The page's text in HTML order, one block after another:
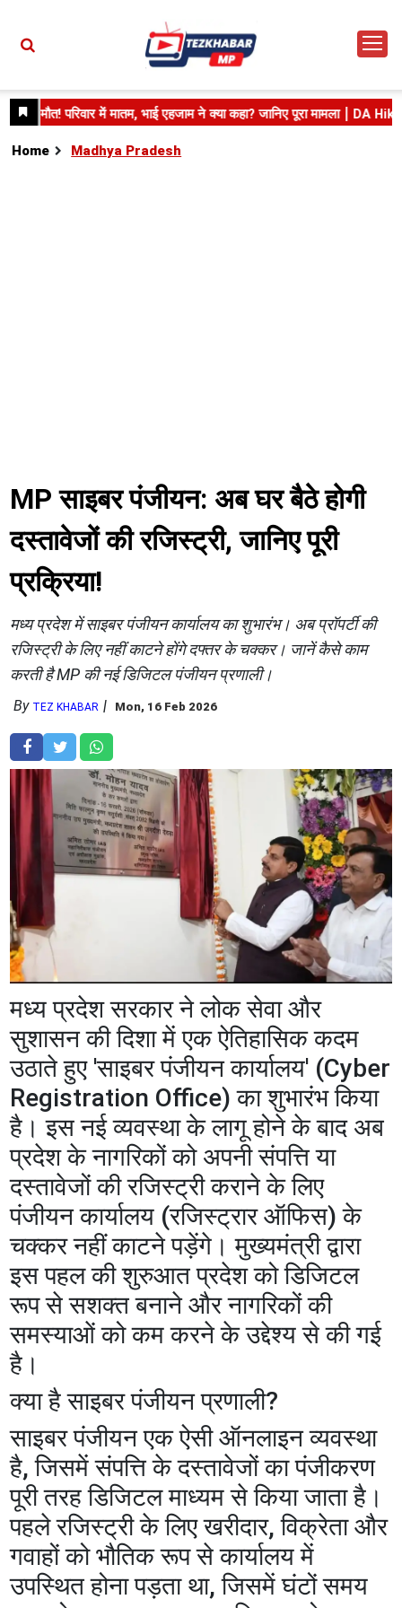
Home Madhya Pradesh
MP साइबर पंजीयन: अब घर बैठे होगी
दस्तावेजों की रजिस्ट्री, जानिए पूरी
प्रक्रिया!
मध्य प्रदेश में साइबर पंजीयन कार्यालय का शुभारंभ। अब प्रॉपर्टी की
रजिस्ट्री के लिए नहीं काटने होंगे दफ्तर के चक्कर। जानें कैसे काम
करती है MP की नई डिजिटल पंजीयन प्रणाली।
By TEZ KHABAR Mon, 16 Feb 2026
​मध्य प्रदेश सरकार ने लोक सेवा और
सुशासन की दिशा में एक ऐतिहासिक कदम
उठाते हुए 'साइबर पंजीयन कार्यालय' (Cyber
Registration Office) का शुभारंभ किया
है। इस नई व्यवस्था के लागू होने के बाद अब
प्रदेश के नागरिकों को अपनी संपत्ति या
दस्तावेजों की रजिस्ट्री कराने के लिए
पंजीयन कार्यालय (रजिस्ट्रार ऑफिस) के
चक्कर नहीं काटने पड़ेंगे। मुख्यमंत्री द्वारा
इस पहल की शुरुआत प्रदेश को डिजिटल
रूप से सशक्त बनाने और नागरिकों की
समस्याओं को कम करने के उद्देश्य से की गई
है।
​क्या है साइबर पंजीयन प्रणाली?
​साइबर पंजीयन एक ऐसी ऑनलाइन व्यवस्था
है, जिसमें संपत्ति के दस्तावेजों का पंजीकरण
पूरी तरह डिजिटल माध्यम से किया जाता है।
पहले रजिस्ट्री के लिए खरीदार, विक्रेता और
गवाहों को भौतिक रूप से कार्यालय में
उपस्थित होना पड़ता था, जिसमें घंटों समय